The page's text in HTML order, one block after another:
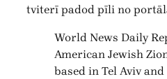
tviterī padod pīli no
World News Daily
American Jewish
based in Tel Aviv